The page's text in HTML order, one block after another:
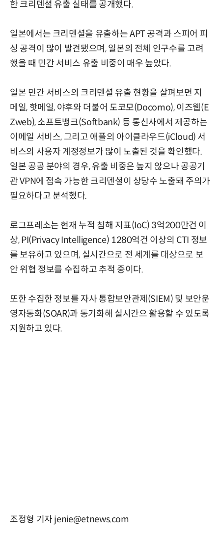
한 크리덴셜 유출 실태를 공개했다.
일본에서는 크리덴셜을 유출하는 APT 공격과 스피어 피
싱 공격이 많이 발견됐으며, 일본의 전체 인구수를 고려
했을 때 민간 서비스 유출 비중이 매우 높았다.
일본 민간 서비스의 크리덴셜 유출 현황을 살펴보면 지
메일, 핫메일, 야후와 더불어 도코모(Docomo), 이즈웹(E
Zweb), 소프트뱅크(Softbank) 등 통신사에서 제공하는
이메일 서비스, 그리고 애플의 아이클라우드(iCloud) 서
비스의 사용자 계정정보가 많이 노출된 것을 확인했다.
일본 공공 분야의 경우, 유출 비중은 높지 않으나 공공기
관 VPN에 접속 가능한 크리덴셜이 상당수 노출돼 주의가
필요하다고 분석했다.
로그프레소는 현재 누적 침해 지표(IoC) 3억200만건 이
상, PI(Privacy Intelligence) 1280억건 이상의 CTI 정보
를 보유하고 있으며, 실시간으로 전 세계를 대상으로 보
안 위협 정보를 수집하고 추적 중이다.
또한 수집한 정보를 자사 통합보안관제(SIEM) 및 보안운
영자동화(SOAR)과 동기화해 실시간으 활용할 수 있도록
지원하고 있다.
조정형 기자 jenie@etnews.com